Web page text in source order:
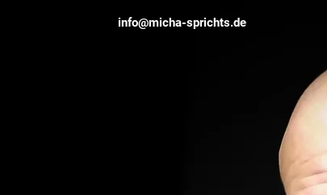
info@micha-sprichts.de